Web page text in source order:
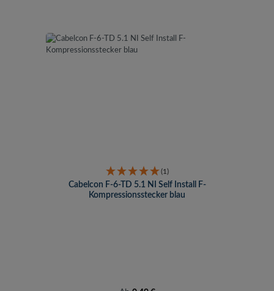
(1)
Cabelcon F-6-TD 5.1 NI Self Install F-
Kompressionsstecker blau